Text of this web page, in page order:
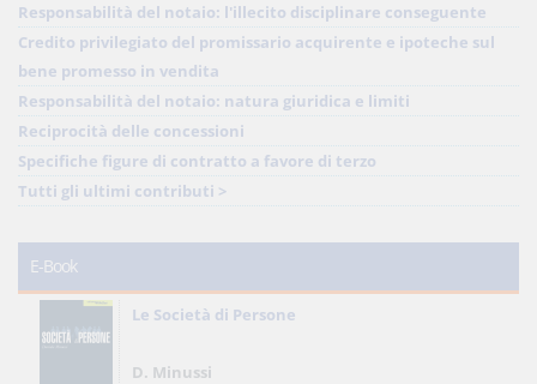
Responsabilità del notaio: l'illecito disciplinare conseguente
Credito privilegiato del promissario acquirente e ipoteche sul
bene promesso in vendita
Responsabilità del notaio: natura giuridica e limiti
Reciprocità delle concessioni
Specifiche figure di contratto a favore di terzo
Tutti gli ultimi contributi >
E-Book
Le Società di Persone
D. Minussi